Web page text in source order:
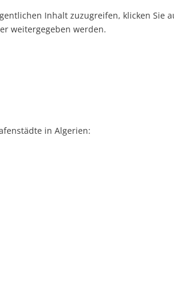
Inhalt zuzugreifen, klicken Sie
weitergegeben werden.
in Algerien: